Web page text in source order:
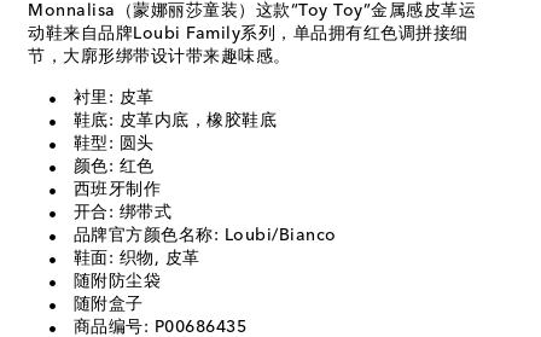
Monnalisa（蒙娜丽莎童装）这款“Toy Toy”金属感皮革运
动鞋来自品牌Loubi Family系列，单品拥有红色调拼接细
节，大廓形绑带设计带来趣味感。
衬里: 皮革
鞋底: 皮革内底，橡胶鞋底
鞋型: 圆头
颜色: 红色
西班牙制作
开合: 绑带式
品牌官方颜色名称: Loubi/Bianco
鞋面: 织物, 皮革
随附防尘袋
随附盒子
商品编号: P00686435